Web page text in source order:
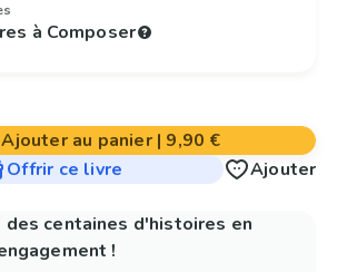
à Composer
Ajouter au panier| 9,90 €
Offrir ce livre
Ajouter
des centaines d'histoires en
!